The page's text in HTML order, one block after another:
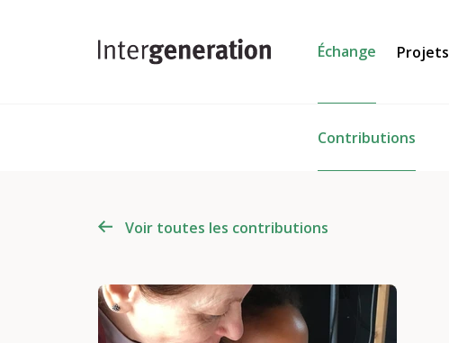
Échange
Contributions
Projets
Voir toutes les contributions